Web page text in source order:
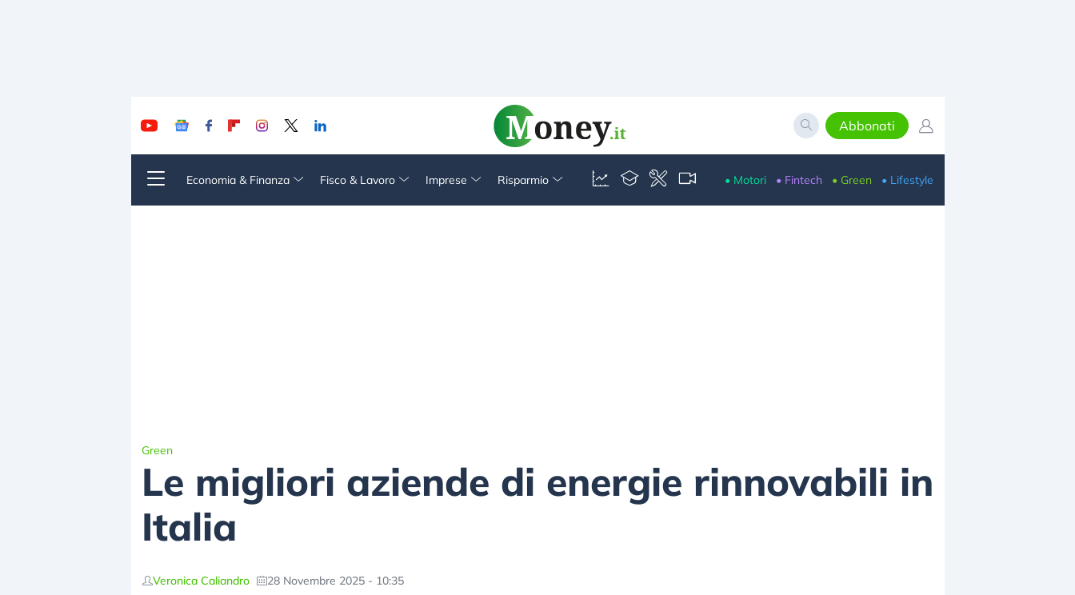
Abbonati
Economia & Finanza Fisco & Lavoro Imprese Risparmio • Motori • Fintech • Green • Lifestyle
Green
Le migliori aziende di energie rinnovabili in
Italia
Veronica Caliandro 28 Novembre 2025 - 10:35